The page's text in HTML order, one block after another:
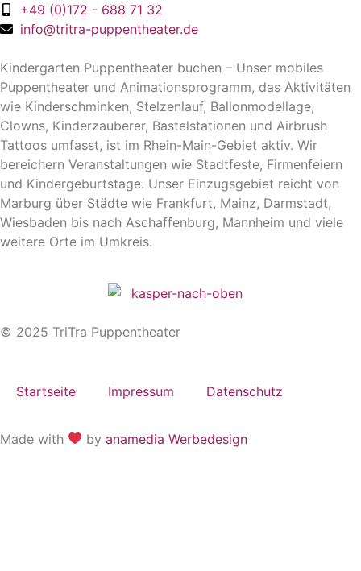
+49 (0)172 - 688 71 32
info@tritra-puppentheater.de
Kindergarten Puppentheater buchen – Unser mobiles
Puppentheater und Animationsprogramm, das Aktivitäten
wie Kinderschminken, Stelzenlauf, Ballonmodellage,
Clowns, Kinderzauberer, Bastelstationen und Airbrush
Tattoos umfasst, ist im Rhein-Main-Gebiet aktiv. Wir
bereichern Veranstaltungen wie Stadtfeste, Firmenfeiern
und Kindergeburtstage. Unser Einzugsgebiet reicht von
Marburg über Städte wie Frankfurt, Mainz, Darmstadt,
Wiesbaden bis nach Aschaffenburg, Mannheim und viele
weitere Orte im Umkreis.
© 2025 TriTra Puppentheater
Startseite Impressum Datenschutz
Made with byanamedia Werbedesign